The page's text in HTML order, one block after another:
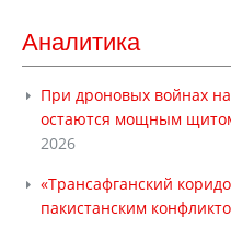
Аналитика
При дроновых войнах
остаются мощным
2026
«Трансафганский
пакистанским